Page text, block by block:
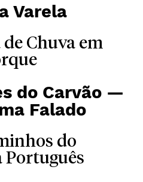
Varela
de Chuva em
do Carvão —
Falado
do
Português